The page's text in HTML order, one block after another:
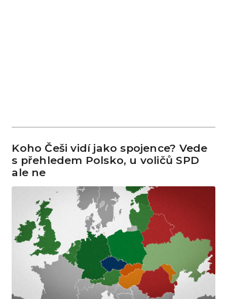
Koho Češi vidí jako spojence? Vede
s přehledem Polsko, u voličů SPD
ale ne